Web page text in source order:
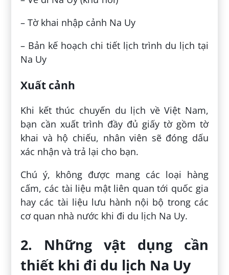
– Tờ khai nhập cảnh Na Uy
– Bản kế hoạch chi tiết lịch trình du lịch tại
Na Uy
Xuất cảnh
Khi kết thúc chuyến du lịch về Việt Nam,
bạn cần xuất trình đầy đủ giấy tờ gồm tờ
khai và hộ chiếu, nhân viên sẽ đóng dấu
xác nhận và trả lại cho bạn.
Chú ý, không được mang các loại hàng
cấm, các tài liệu mật liên quan tới quốc gia
hay các tài liệu lưu hành nội bộ trong các
cơ quan nhà nước khi đi du lịch Na Uy.
2. Những vật dụng cần
thiết khi đi du lịch Na Uy